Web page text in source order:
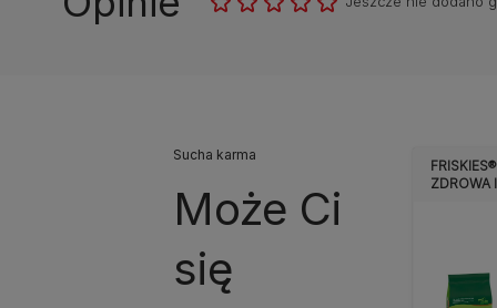
Sucha karma
Może Ci
się
ZDROWA